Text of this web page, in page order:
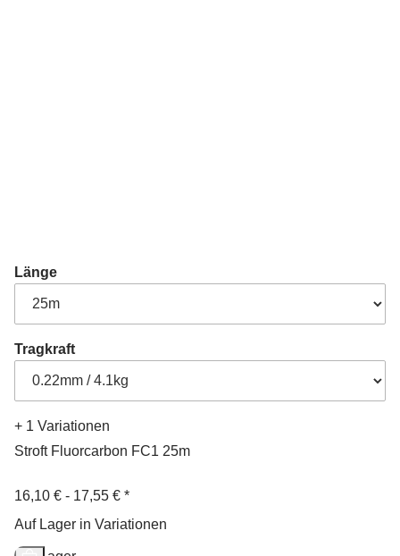
Länge
Tragkraft
+ 1 Variationen
Stroft Fluorcarbon FC1 25m
16,10 € - 17,55 € *
Auf Lager in Variationen